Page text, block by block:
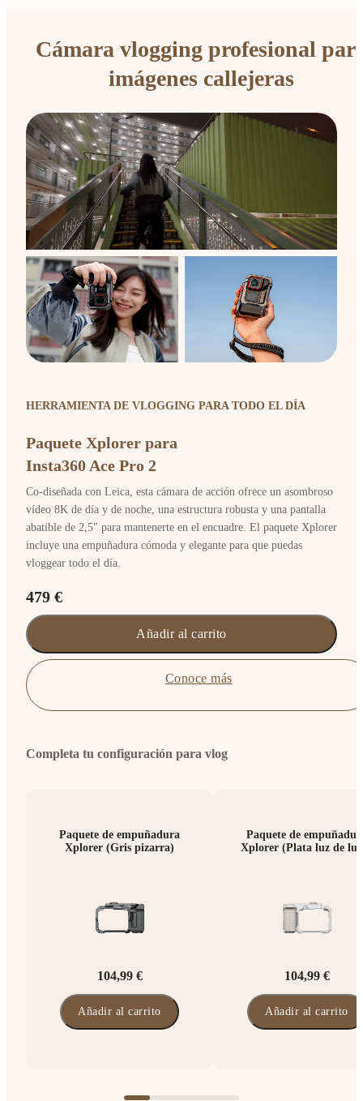
Cámara vlogging profesional
imágenes callejeras
HERRAMIENTA DE VLOGGING PARA TODO EL DÍA
Paquete Xplorer para
Insta360 Ace Pro 2
Co-diseñada con Leica, esta cámara de acción ofrece un asombroso
vídeo 8K de día y de noche, una estructura robusta y una pantalla
abatible de 2,5" para mantenerte en el encuadre. El paquete Xplorer
incluye una empuñadura cómoda y elegante para que puedas
vloggear todo el día.
479 €
Añadir al carrito
Conoce más
Completa tu configuración para vlog
Paquete de empuñadura
Xplorer (Gris pizarra)
104,99 €
Añadir al carrito
Paquete de
Xplorer (Plata luz de
104,99 €
Añadir al carrito